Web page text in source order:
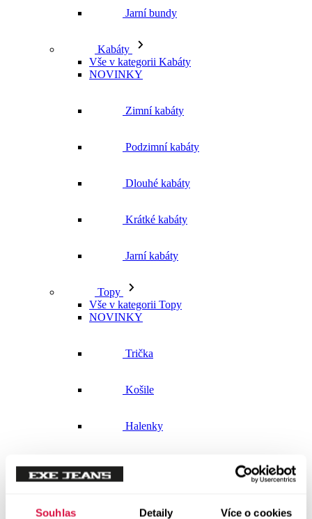
Souhlas Detaily Více o cookies
Jarní bundy
Kabáty
Vše v kategorii Kabáty
NOVINKY
Zimní kabáty
Podzimní kabáty
Dlouhé kabáty
Krátké kabáty
Jarní kabáty
Topy
Vše v kategorii Topy
NOVINKY
Trička
Košile
Halenky
Vše v kategorii Svetry a mikiny